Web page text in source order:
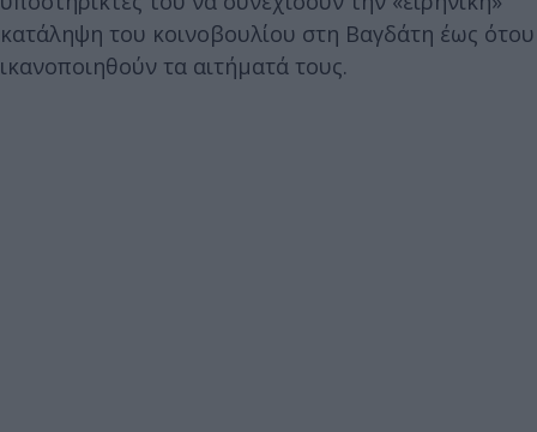
κατάληψη του κοινοβουλίου στη Βαγδάτη έως ότου
ικανοποιηθούν τα αιτήματά τους.